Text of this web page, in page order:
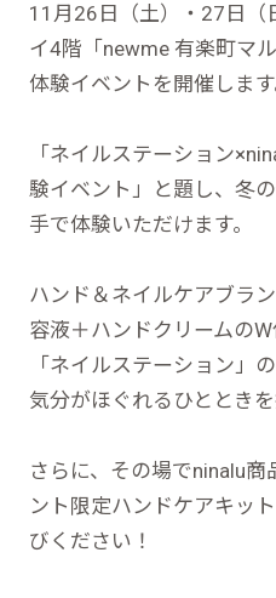
11月26日（土）・27日（
イ4階「newme 有楽町マ
体験イベントを開催します
「ネイルステーション
験イベント」と題し、冬
手で体験いただけます。
ハンド＆ネイルケアブラ
容液＋ハンドクリームの
「ネイルステーション」
気分がほぐれるひとときを
さらに、その場でninalu
ント限定ハンドケアキッ
びください！